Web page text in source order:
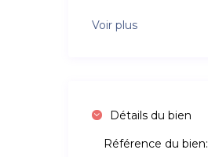
Voir plus
Détails du bien
Référence du bien: